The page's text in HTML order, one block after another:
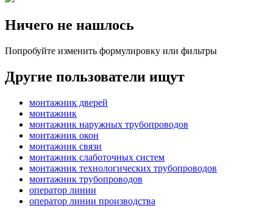
Ничего не нашлось
Попробуйте изменить формулировку или фильтры
Другие пользователи ищут
монтажник дверей
монтажник
монтажник наружных трубопроводов
монтажник окон
монтажник связи
монтажник слаботочных систем
монтажник технологических трубопроводов
монтажник трубопроводов
оператор линии
оператор линии производства